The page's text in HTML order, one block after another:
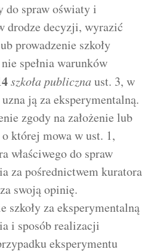
do spraw oświaty i
drodze decyzji, wyrazić
prowadzenie szkoły
spełnia warunków
szkoła publicznaust. 3, w
ją za eksperymentalną.
zgody na założenie lub
której mowa w ust. 1,
właściwego do spraw
za pośrednictwem kuratora
swoją opinię.
szkoły za eksperymentalną
i sposób realizacji
eksperymentu